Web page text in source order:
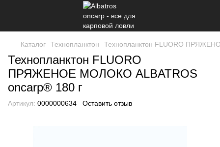
Каталог Технопланктон Технопланктон FLUORO
Технопланктон FLUORO
ПРЯЖЕНОЕ МОЛОКО ALBATROS
оnсarp® 180 г
Артикул: 0000000634 Оставить отзыв